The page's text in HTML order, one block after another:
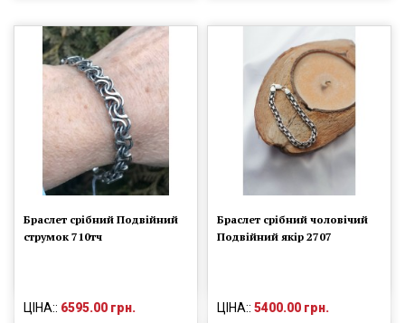
Браслет срібний Подвійний
струмок 710тч
ЦІНА:: 6595.00 грн.
Браслет срібний чоловічий
Подвійний якір 2707
ЦІНА:: 5400.00 грн.